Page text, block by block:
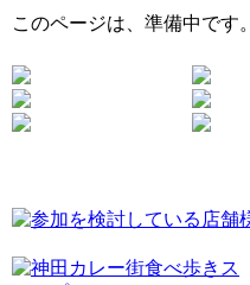
このページは、準備中です。